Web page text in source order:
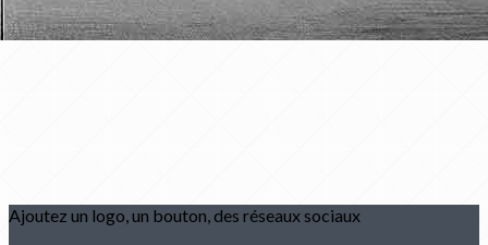
Ajoutez un logo, un bouton, des réseaux sociaux